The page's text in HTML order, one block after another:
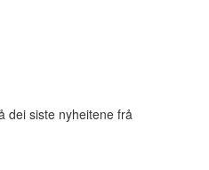
dei siste nyheitene frå